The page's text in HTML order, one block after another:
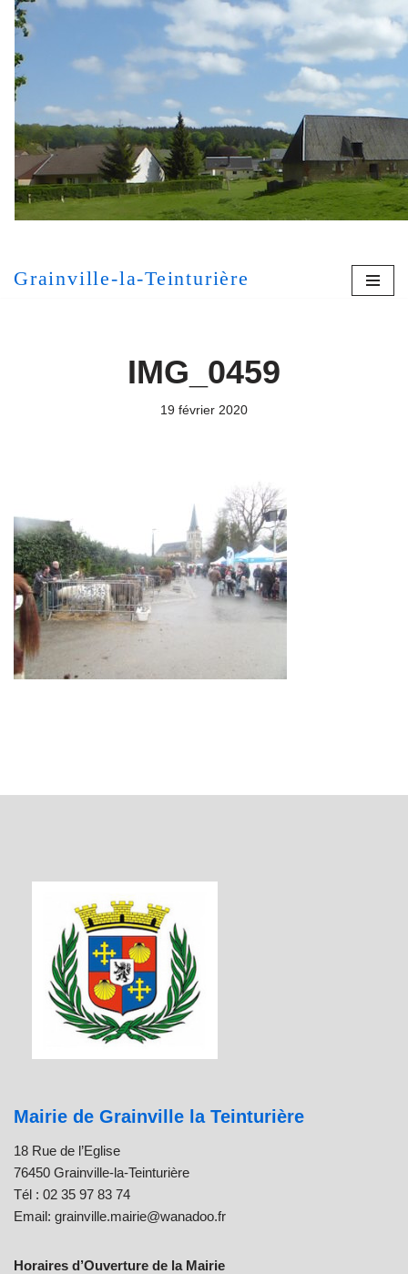
Aller
au
contenu
Grainville-la-Teinturière
IMG_0459
19 février 2020
Mairie de Grainville la Teinturière
18 Rue de l’Eglise
76450 Grainville-la-Teinturière
Tél : 02 35 97 83 74
Email: grainville.mairie@wanadoo.fr
Horaires d’Ouverture de la Mairie